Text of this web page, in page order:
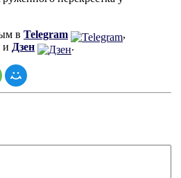
в Telegram
,
и Дзен .